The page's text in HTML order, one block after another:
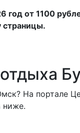
от 1100
страницы.
На портале
ниже.